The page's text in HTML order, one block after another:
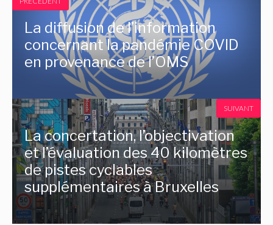
La diffusion de l’information
concernant la pandémie COVID
en provenance de l’OMS
La concertation, l’objectivation
et l’évaluation des 40 kilomètres
de pistes cyclables
supplémentaires à Bruxelles
SUIVANT